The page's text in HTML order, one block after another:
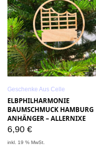
Geschenke Aus Celle
ELBPHILHARMONIE
BAUMSCHMUCK HAMBURG
ANHÄNGER – ALLERNIXE
6,90 €
inkl. 19 % MwSt.